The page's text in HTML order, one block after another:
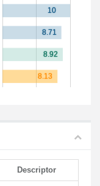
Descriptor